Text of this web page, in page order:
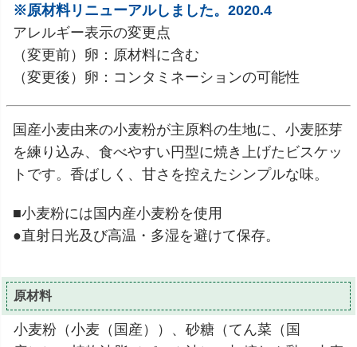
※原材料リニューアルしました。2020.4
アレルギー表示の変更点
（変更前）卵：原材料に含む
（変更後）卵：コンタミネーションの可能性
国産小麦由来の小麦粉が主原料の生地に、小麦胚芽
を練り込み、食べやすい円型に焼き上げたビスケッ
トです。香ばしく、甘さを控えたシンプルな味。
■小麦粉には国内産小麦粉を使用
●直射日光及び高温・多湿を避けて保存。
原材料
小麦粉（小麦（国産））、砂糖（てん菜（国